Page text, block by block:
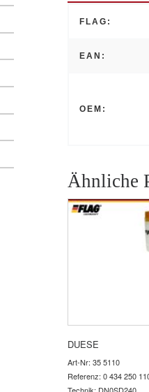
FLAG:
EAN:
OEM:
Ähnliche
DUESE
Art-Nr: 35 5110
Referenz: 0 434 250
Technik: DN0SD240